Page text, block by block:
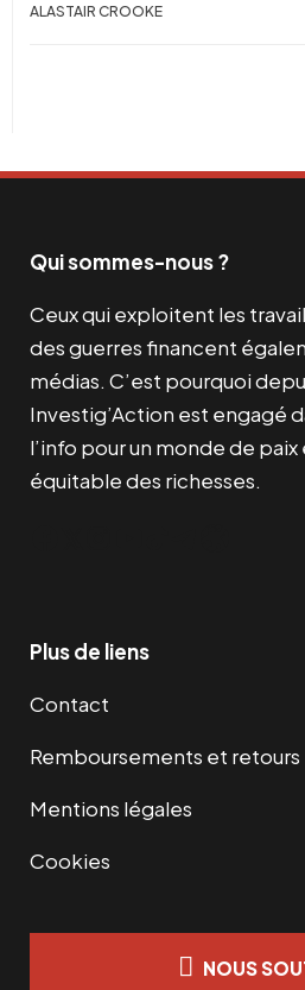
ALASTAIR CROOKE
Qui sommes-nous ?
Ceux qui exploitent les
des guerres financent
médias. C’est pourquoi
Investig’Action est engagé
l’info pour un monde de
équitable des richesses.
Plus de liens
Contact
Remboursements et retours
Mentions légales
Cookies
NOUS